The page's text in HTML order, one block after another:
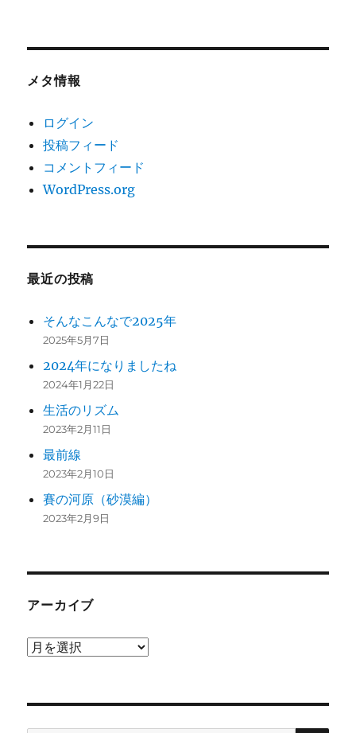
メタ情報
ログイン
投稿フィード
コメントフィード
WordPress.org
最近の投稿
そんなこんなで2025年
2025年5月7日
2024年になりましたね
2024年1月22日
生活のリズム
2023年2月11日
最前線
2023年2月10日
賽の河原（砂漠編）
2023年2月9日
アーカイブ
ア